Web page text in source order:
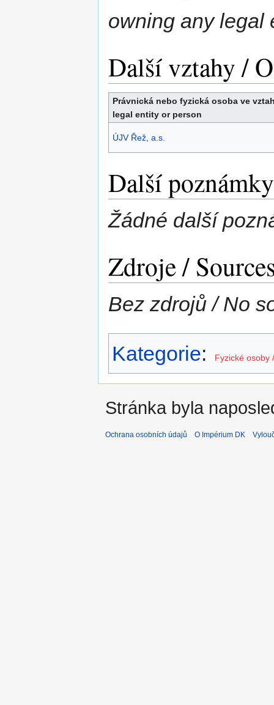
owning any legal
Další vztahy /
Právnická nebo fyzická osoba ve
legal entity or person
ÚJV Řež, a.s.
Další
Žádné další
Zdroje /
Bez zdrojů / No
Kategorie: Fyzické osoby
Stránka byla
Ochrana osobních údajů O Impérium DK